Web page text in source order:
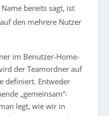
bereits sagt, ist
den mehrere Nutzer
im Benutzer-Home-
der Teamordner auf
definiert. Entweder
„gemeinsam“-
legt, wie wir in